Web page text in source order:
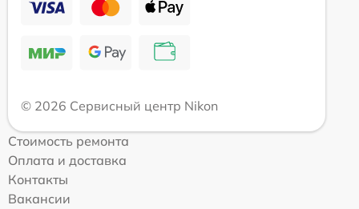
© 2026 Сервисный центр Nikon
Стоимость ремонта
Оплата и доставка
Контакты
Вакансии